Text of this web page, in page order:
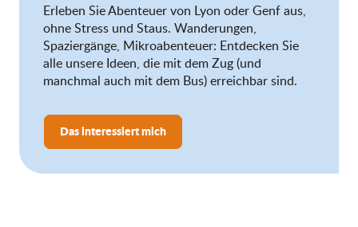
Erleben Sie Abenteuer von Lyon oder Genf aus,
ohne Stress und Staus. Wanderungen,
Spaziergänge, Mikroabenteuer: Entdecken Sie
alle unsere Ideen, die mit dem Zug (und
manchmal auch mit dem Bus) erreichbar sind.
Das interessiert mich